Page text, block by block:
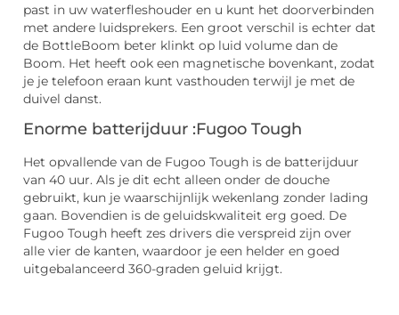
past in uw waterfleshouder en u kunt het doorverbinden
met andere luidsprekers. Een groot verschil is echter dat
de BottleBoom beter klinkt op luid volume dan de
Boom. Het heeft ook een magnetische bovenkant, zodat
je je telefoon eraan kunt vasthouden terwijl je met de
duivel danst.
Enorme batterijduur :Fugoo Tough
Het opvallende van de Fugoo Tough is de batterijduur
van 40 uur. Als je dit echt alleen onder de douche
gebruikt, kun je waarschijnlijk wekenlang zonder lading
gaan. Bovendien is de geluidskwaliteit erg goed. De
Fugoo Tough heeft zes drivers die verspreid zijn over
alle vier de kanten, waardoor je een helder en goed
uitgebalanceerd 360-graden geluid krijgt.